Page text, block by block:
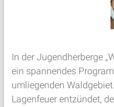
In der Jugendherberge
ein spannendes
umliegenden
Lagenfeuer entzündet,